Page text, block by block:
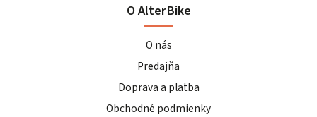
O AlterBike
O nás
Predajňa
Doprava a platba
Obchodné podmienky